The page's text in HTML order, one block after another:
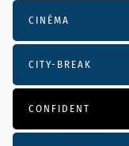
CINÉMA
CITY-BREAK
CONFIDENT